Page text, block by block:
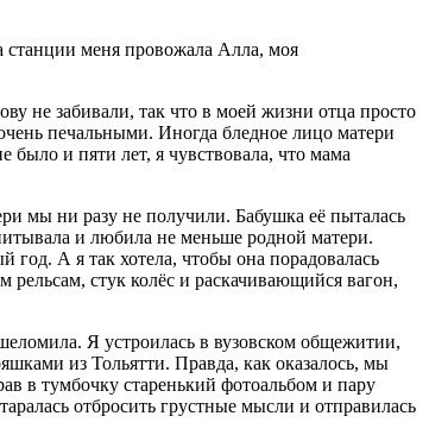
станции меня провожала Алла, моя
не забивали, так что в моей жизни отца просто
печальными. Иногда бледное лицо матери
было и пяти лет, я чувствовала, что мама
мы ни разу не получили. Бабушка её пыталась
и любила не меньше родной матери.
А я так хотела, чтобы она порадовалась
стук колёс и раскачивающийся вагон,
Я устроилась в вузовском общежитии,
из Тольятти. Правда, как оказалось, мы
в тумбочку старенький фотоальбом и пару
отбросить грустные мысли и отправилась